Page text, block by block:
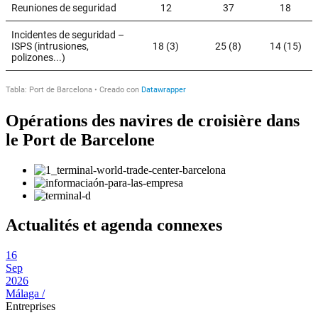
Opérations des navires de croisière dans
le Port de Barcelone
Actualités et agenda connexes
16
Sep
2026
Málaga /
Entreprises